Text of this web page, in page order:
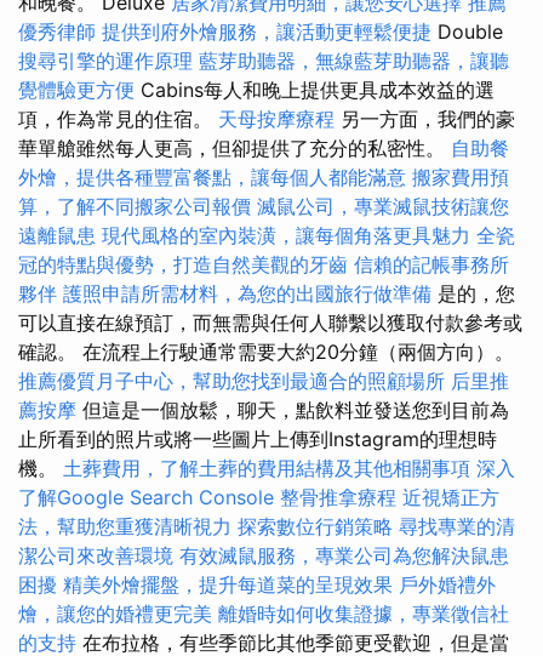
優秀律師 提供到府外燴服務，讓活動更輕鬆便捷 Double
搜尋引擎的運作原理 藍芽助聽器，無線藍芽助聽器，讓聽
覺體驗更方便 Cabins每人和晚上提供更具成本效益的選
項，作為常見的住宿。 天母按摩療程 另一方面，我們的豪
華單艙雖然每人更高，但卻提供了充分的私密性。 自助餐
外燴，提供各種豐富餐點，讓每個人都能滿意 搬家費用預
算，了解不同搬家公司報價 滅鼠公司，專業滅鼠技術讓您
遠離鼠患 現代風格的室內裝潢，讓每個角落更具魅力 全瓷
冠的特點與優勢，打造自然美觀的牙齒 信賴的記帳事務所
夥伴 護照申請所需材料，為您的出國旅行做準備 是的，您
可以直接在線預訂，而無需與任何人聯繫以獲取付款參考或
確認。 在流程上行駛通常需要大約20分鐘（兩個方向）。
推薦優質月子中心，幫助您找到最適合的照顧場所 后里推
薦按摩 但這是一個放鬆，聊天，點飲料並發送您到目前為
止所看到的照片或將一些圖片上傳到Instagram的理想時
機。 土葬費用，了解土葬的費用結構及其他相關事項 深入
了解Google Search Console 整骨推拿療程 近視矯正方
法，幫助您重獲清晰視力 探索數位行銷策略 尋找專業的清
潔公司來改善環境 有效滅鼠服務，專業公司為您解決鼠患
困擾 精美外燴擺盤，提升每道菜的呈現效果 戶外婚禮外
燴，讓您的婚禮更完美 離婚時如何收集證據，專業徵信社
的支持 在布拉格，有些季節比其他季節更受歡迎，但是當